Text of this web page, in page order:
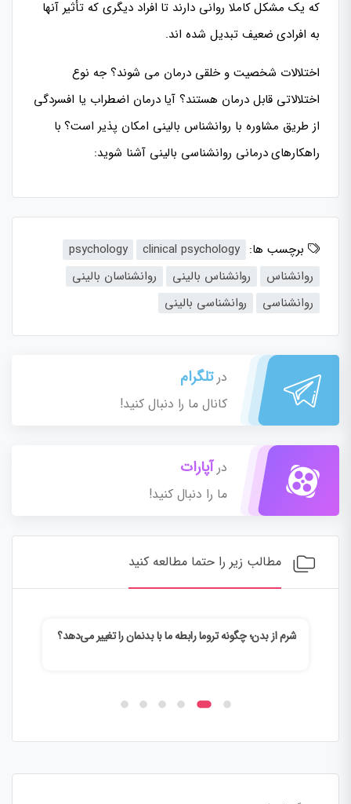
که یک مشکل کاملا روانی دارند تا افراد دیگری که تأثیر آنها
به افرادی ضعیف تبدیل شده اند.
اختلالات شخصیت و خلقی درمان می شوند؟ جه نوع
اختلالاتی قابل درمان هستند؟ آیا درمان اضطراب یا افسردگی
از طریق مشاوره با روانشناس بالینی امکان پذیر است؟ با
راهکارهای درمانی روانشناسی بالینی آشنا شوید:
برچسب ها: clinical psychology
psychology
روانشناس
روانشناس بالینی
روانشناسان بالینی
روانشناسی
روانشناسی بالینی
درتلگرام
کانال ما را دنبال کنید!
درآپارات
ما را دنبال کنید!
مطالب زیر را حتما مطالعه کنید
شرم از بدن؛ چگونه تروما رابطه ما با بدنمان را تغییر می‌دهد؟